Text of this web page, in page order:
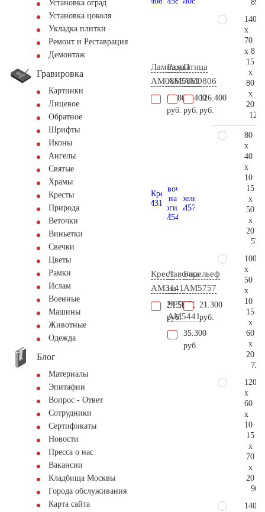
Установка оград
Установка цоколя
Укладка плитки
Ремонт и Реставрация
Демонтаж
Гравировка
Картинки
Лицевое
Обратное
Шрифты
Иконы
Ангелы
Святые
Храмы
Кресты
Природа
Веточки
Виньетки
Свечки
Цветы
Рамки
Ислам
Военные
Машины
Животные
Одежда
Блог
Материалы
Эпитафии
Вопрос - Ответ
Сотрудники
Сертификаты
Новости
Пресса о нас
Вакансии
Кладбища Москвы
Города обслуживания
Карта сайта
Лампада
AM0868
60.800
руб.
Рамка
AM5861
48.400
руб.
Птица
AM0806
126.400
руб.
Крест
AM3141
24.500
руб.
Лавочка
на
могилу
AM5441
35.300
руб.
Барельеф
AM5757
21.300
руб.
140
x
70
x 8
15
x
80
x
20
80
x
40
x
10
15
x
50
x
20
100
x
50
x
10
15
x
60
x
20
120
x
60
x
10
15
x
70
x
20
140